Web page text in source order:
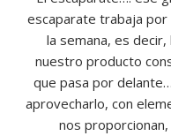
escaparate trabaja
la semana, es
nuestro producto
que pasa por
aprovecharlo, con
nos